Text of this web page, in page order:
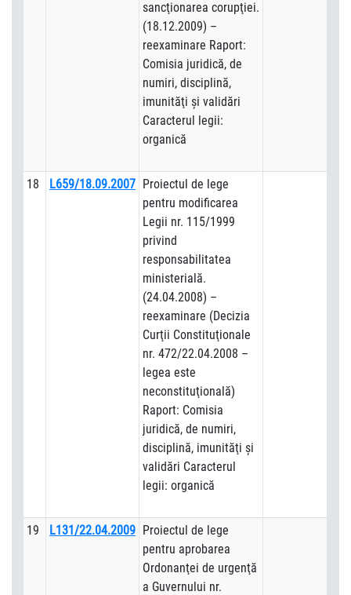
sancţionarea corupţiei.
(18.12.2009) –
reexaminare Raport:
Comisia juridică, de
numiri, disciplină,
imunităţi şi validări
Caracterul legii:
organică
18 L659/18.09.2007 Proiectul de lege
pentru modificarea
Legii nr. 115/1999
privind
responsabilitatea
ministerială.
(24.04.2008) –
reexaminare (Decizia
Curţii Constituţionale
nr. 472/22.04.2008 –
legea este
neconstituţională)
Raport: Comisia
juridică, de numiri,
disciplină, imunităţi şi
validări Caracterul
legii: organică
19 L131/22.04.2009 Proiectul de lege
pentru aprobarea
Ordonanţei de urgenţă
a Guvernului nr.